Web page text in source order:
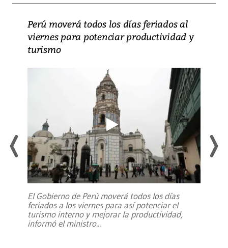
Perú moverá todos los días feriados al
viernes para potenciar productividad y
turismo
El Gobierno de Perú moverá todos los días
feriados a los viernes para así potenciar el
turismo interno y mejorar la productividad,
informó el ministro...